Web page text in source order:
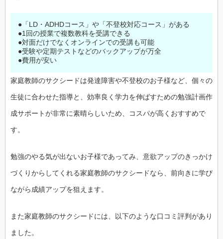
●「LD・ADHDコース」や「不登校対応コース」がある
●1回の授業で複数教科を受講できる
●対面だけでなくオンラインでの受講も可能
●受験や定期テストなどのバックアップが万全
●費用が安い
家庭教師のサクシードは発達障害や不登校のお子様など、個々の
生徒に合わせた指導と、効率良く学力を伸ばすための勉強計画作
成サポートが非常に素晴らしいため、コスパが高くおすすめで
す。
勉強のやる気が出ないお子様であってみ、意欲アップのきっかけ
づくりからしてくれる家庭教師のサクシードなら、前向きに学び
ながら成績アップを狙えます。
また家庭教師のサクシードには、以下のような口コミ評判があり
ました。